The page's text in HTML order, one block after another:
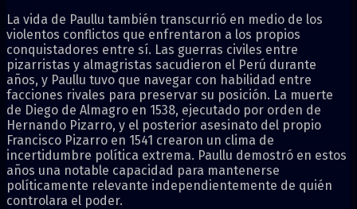
La vida de Paullu también transcurrió en medio de los
violentos conflictos que enfrentaron a los propios
conquistadores entre sí. Las guerras civiles entre
pizarristas y almagristas sacudieron el Perú durante
años, y Paullu tuvo que navegar con habilidad entre
facciones rivales para preservar su posición. La muerte
de Diego de Almagro en 1538, ejecutado por orden de
Hernando Pizarro, y el posterior asesinato del propio
Francisco Pizarro en 1541 crearon un clima de
incertidumbre política extrema. Paullu demostró en estos
años una notable capacidad para mantenerse
políticamente relevante independientemente de quién
controlara el poder.